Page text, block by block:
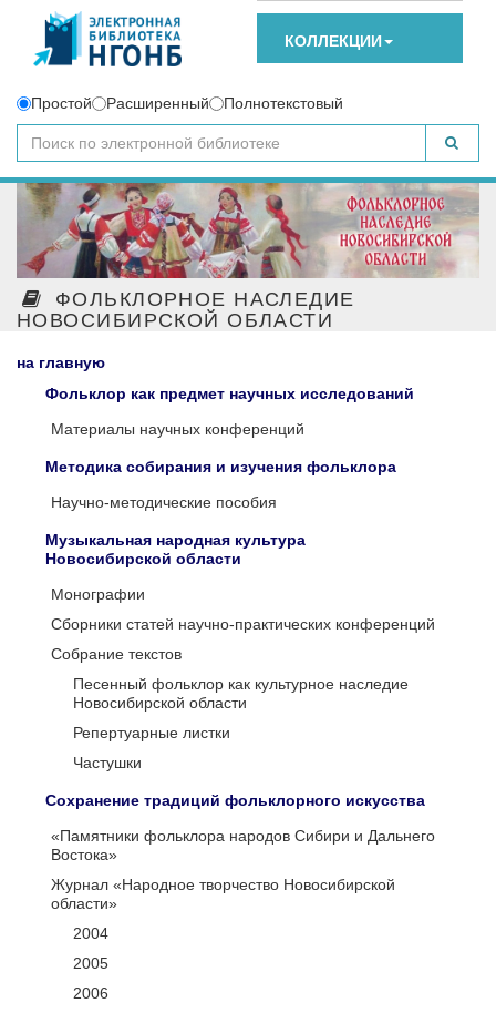
КОЛЛЕКЦИИ
Простой Расширенный Полнотекстовый
ФОЛЬКЛОРНОЕ НАСЛЕДИЕ
НОВОСИБИРСКОЙ ОБЛАСТИ
на главную
Фольклор как предмет научных исследований
Материалы научных конференций
Методика собирания и изучения фольклора
Научно-методические пособия
Музыкальная народная культура
Новосибирской области
Монографии
Сборники статей научно-практических конференций
Собрание текстов
Песенный фольклор как культурное наследие
Новосибирской области
Репертуарные листки
Частушки
Сохранение традиций фольклорного искусства
«Памятники фольклора народов Сибири и Дальнего
Востока»
Журнал «Народное творчество Новосибирской
области»
2004
2005
2006